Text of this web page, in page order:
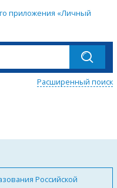
приложения «Личный
Расширенный поиск
Российской